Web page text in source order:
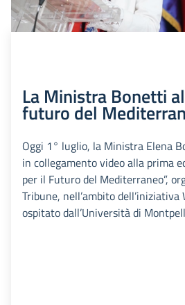
La Ministra Bonetti
futuro del
Oggi 1° luglio, la Ministra Elena
in collegamento video alla prima
per il Futuro del Mediterraneo”,
Tribune, nell’ambito
ospitato dall’Università di